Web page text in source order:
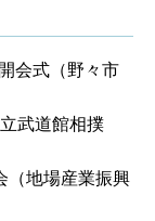
会式（野々市
武道館相撲
（地場産業振興